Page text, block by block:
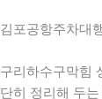
김포공항주차대
구리하수구막힘
단히 정리해 두